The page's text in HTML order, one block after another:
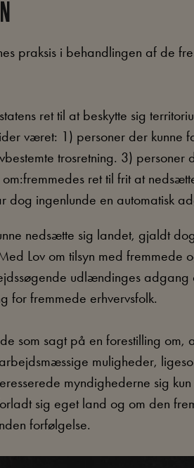
praksis i behandlingen af de
ret til at beskytte sig
været: 1) personer der
trosretning. 3)
ret til frit at
dog ingenlunde en automatisk
nedsætte sig landet, gjaldt
Lov om tilsyn med fremmede
udlændinges adgang
for fremmede erhvervsfolk.
som sagt på en forestilling om,
muligheder,
myndighederne sig
sig eget land og om den
forfølgelse.